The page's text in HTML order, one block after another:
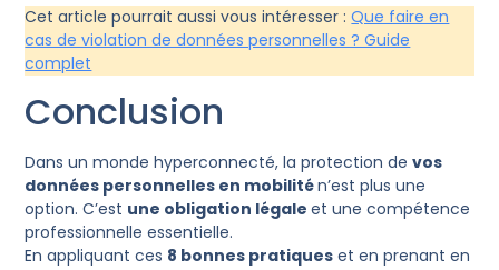
Cet article pourrait aussi vous intéresser :Que faire en
cas de violation de données personnelles ? Guide
complet
Conclusion
Dans un monde hyperconnecté, la protection devos
données personnelles en mobilitén’est plus une
option. C’est une obligation légaleet une compétence
professionnelle essentielle.
En appliquant ces 8 bonnes pratiques et en prenant en